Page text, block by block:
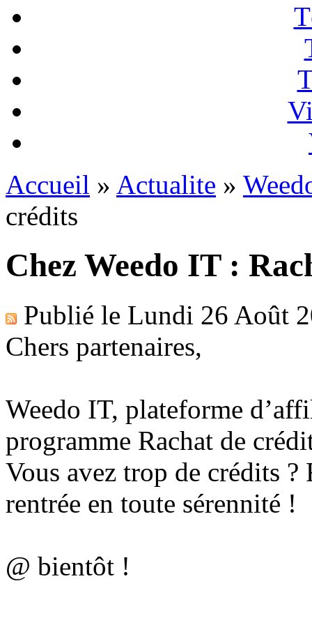
Accueil » Actualite »
crédits
Chez Weedo IT :
Publié le Lundi 26 Août
Chers partenaires,
Weedo IT, plateforme
programme Rachat de
Vous avez trop de crédits
rentrée en toute sérennité !
@ bientôt !